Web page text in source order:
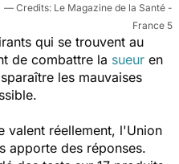
Le Magazine de la Santé -
France 5
qui se trouvent au
de combattre la sueur en
les mauvaises
valent réellement, l'Union
apporte des réponses.